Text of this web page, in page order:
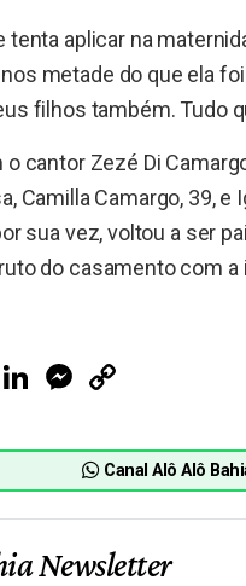
tenta aplicar na
metade do que ela
filhos também. Tudo
cantor Zezé Di
Camilla Camargo, 39, e
sua vez, voltou a ser
do casamento com a
TelegramLinkedIn Messenger
Canal Alô Alô
Newsletter